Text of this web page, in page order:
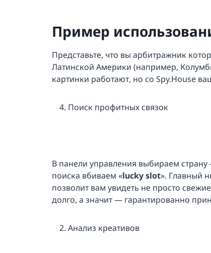
Пример
Представьте, что вы арбитражник
Латинской Америки (например,
картинки работают, но со Spy.House
Поиск профитных связок
В панели управления выбираем
поиска вбиваем «lucky slot». Главный
позволит вам увидеть не просто
долго, а значит — гарантированно
Анализ креативов